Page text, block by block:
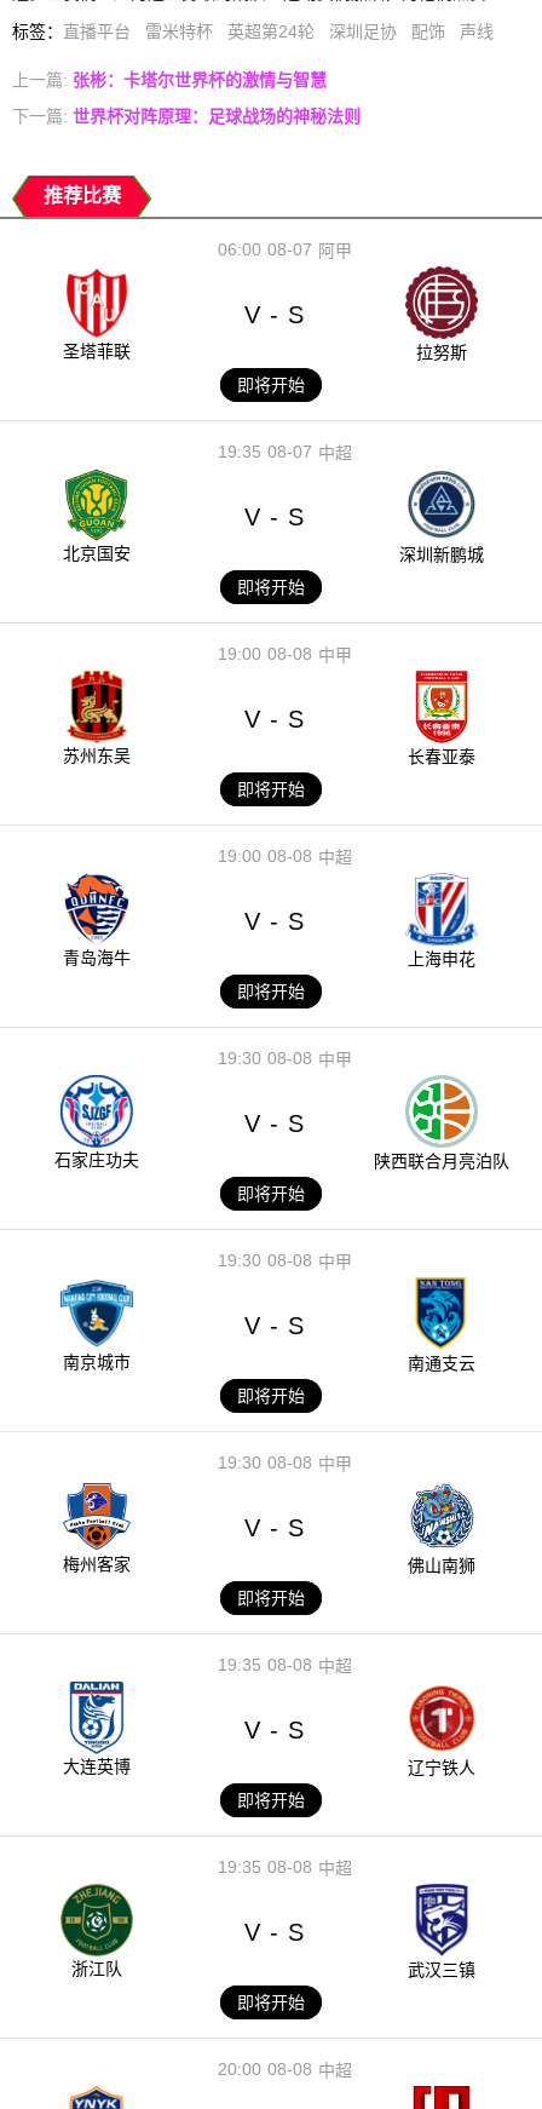
标签： 直播平台 雷米特杯 英超第24轮 深圳足协 配饰 声线
上一篇: 张彬：卡塔尔世界杯的激情与智慧
下一篇: 世界杯对阵原理：足球战场的神秘法则
推荐比赛
08-07
06:00 阿甲
圣塔菲联
V - S
拉努斯
即将开始
08-07
19:35 中超
北京国安
V - S
深圳新鹏城
即将开始
08-08
19:00 中甲
苏州东吴
V - S
长春亚泰
即将开始
08-08
19:00 中超
青岛海牛
V - S
上海申花
即将开始
08-08
19:30 中甲
石家庄功夫
V - S
陕西联合月亮泊队
即将开始
08-08
19:30 中甲
南京城市
V - S
南通支云
即将开始
08-08
19:30 中甲
梅州客家
V - S
佛山南狮
即将开始
08-08
19:35 中超
大连英博
V - S
辽宁铁人
即将开始
08-08
19:35 中超
浙江队
V - S
武汉三镇
即将开始
08-08
20:00 中超